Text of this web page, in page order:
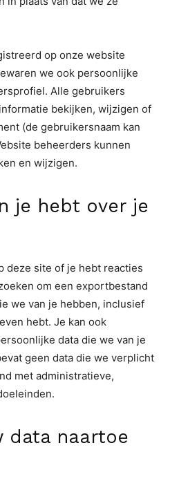
op onze website
we ook persoonlijke
Alle gebruikers
bekijken, wijzigen of
(de gebruikersnaam kan
beheerders kunnen
en wijzigen.
je hebt over je
deze site of je hebt reacties
om een exportbestand
we van je hebben, inclusief
hebt. Je kan ook
data die we van je
geen data die we verplicht
met administratieve,
data naartoe